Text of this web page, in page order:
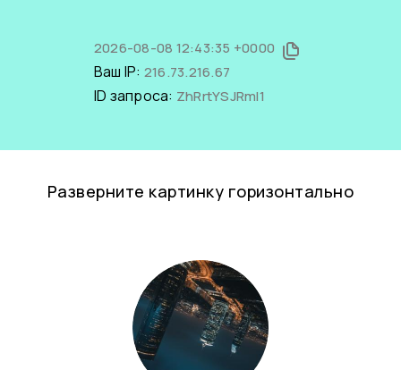
2026-08-08 12:43:35 +0000
Ваш IP: 216.73.216.67
ID запроса: ZhRrtYSJRmI1
Разверните картинку горизонтально